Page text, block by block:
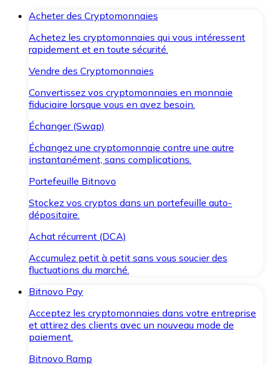
Acheter des Cryptomonnaies
Achetez les cryptomonnaies qui vous intéressent
rapidement et en toute sécurité.
Vendre des Cryptomonnaies
Convertissez vos cryptomonnaies en monnaie
fiduciaire lorsque vous en avez besoin.
Échanger (Swap)
Échangez une cryptomonnaie contre une autre
instantanément, sans complications.
Portefeuille Bitnovo
Stockez vos cryptos dans un portefeuille auto-
dépositaire.
Achat récurrent (DCA)
Accumulez petit à petit sans vous soucier des
fluctuations du marché.
Bitnovo Pay
Acceptez les cryptomonnaies dans votre entreprise
et attirez des clients avec un nouveau mode de
paiement.
Bitnovo Ramp